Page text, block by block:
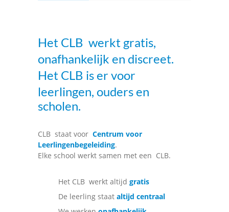
Het CLB werkt gratis,
onafhankelijk en discreet.
Het CLB is er voor
leerlingen, ouders en
scholen.
CLB staat voor Centrum voor
Leerlingenbegeleiding.
Elke school werkt samen met een CLB.
Het CLB werkt altijd gratis
De leerling staat altijd centraal